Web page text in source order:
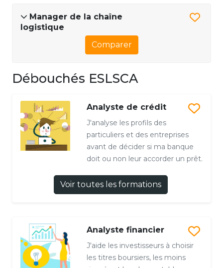
Manager de la chaîne
logistique
Comparer
Débouchés ESLSCA
Analyste de crédit
J'analyse les profils des
particuliers et des entreprises
avant de décider si ma banque
doit ou non leur accorder un prêt.
Voir toutes les formations
Analyste financier
J'aide les investisseurs à choisir
les titres boursiers, les moins